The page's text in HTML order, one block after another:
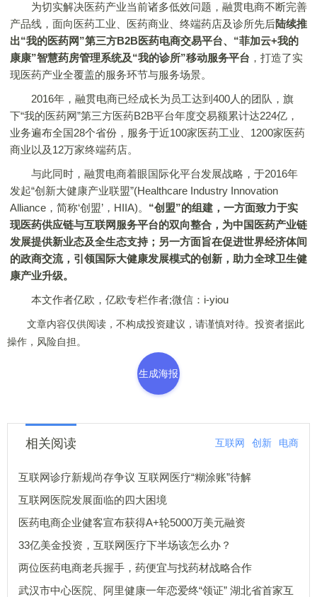
为切实解决医药产业当前诸多低效问题，融贯电商不断完善
产品线，面向医药工业、医药商业、终端药店及诊所先后陆续推
出“我的医药网”第三方B2B医药电商交易平台、“菲加云+我的
康康”智慧药房管理系统及“我的诊所”移动服务平台 ，打造了实
现医药产业全覆盖的服务环节与服务场景。
2016年，融贯电商已经成长为员工达到400人的团队，旗
下“我的医药网”第三方医药B2B平台年度交易额累计达224亿，
业务遍布全国28个省份，服务于近100家医药工业、1200家医药
商业以及12万家终端药店。
与此同时，融贯电商着眼国际化平台发展战略，于2016年
发起“创新大健康产业联盟”(Healthcare Industry Innovation
Alliance，简称‘创盟’，HIIA)。 “创盟”的组建，一方面致力于实
现医药供应链与互联网服务平台的双向整合，为中国医药产业链
发展提供新业态及全生态支持；另一方面旨在促进世界经济体间
的政商交流，引领国际大健康发展模式的创新，助力全球卫生健
康产业升级。
本文作者亿欧，亿欧专栏作者;微信：i-yiou
文章内容仅供阅读，不构成投资建议，请谨慎对待。投资者据此
操作，风险自担。
生成海报
相关阅读 互联网 创新 电商
互联网诊疗新规尚存争议 互联网医疗“糊涂账”待解
互联网医院发展面临的四大困境
医药电商企业健客宣布获得A+轮5000万美元融资
33亿美金投资，互联网医疗下半场该怎么办？
两位医药电商老兵握手，药便宜与找药材战略合作
武汉市中心医院、阿里健康一年恋爱终“领证” 湖北省首家互